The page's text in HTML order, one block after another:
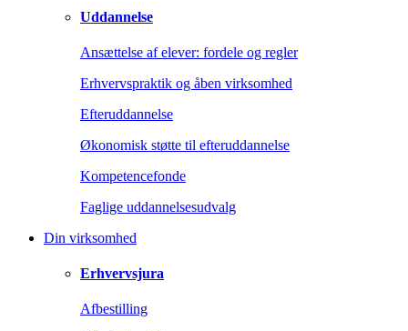
Uddannelse
Ansættelse af elever: fordele og regler
Erhvervspraktik og åben virksomhed
Efteruddannelse
Økonomisk støtte til efteruddannelse
Kompetencefonde
Faglige uddannelsesudvalg
Din virksomhed
Erhvervsjura
Afbestilling